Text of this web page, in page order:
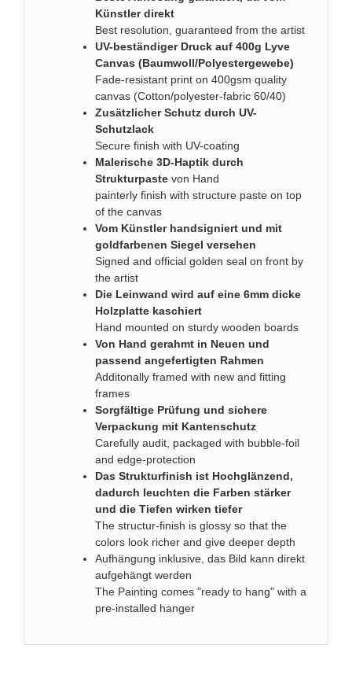
Künstler direkt
Best resolution, guaranteed from the artist
UV-beständiger Druck auf 400g Lyve
Canvas (Baumwoll/Polyestergewebe)
Fade-resistant print on 400gsm quality
canvas (Cotton/polyester-fabric 60/40)
Zusätzlicher Schutz durch UV-
Schutzlack
Secure finish with UV-coating
Malerische 3D-Haptik durch
Strukturpaste von Hand
painterly finish with structure paste on top
of the canvas
Vom Künstler handsigniert und mit
goldfarbenen Siegel versehen
Signed and official golden seal on front by
the artist
Die Leinwand wird auf eine 6mm dicke
Holzplatte kaschiert
Hand mounted on sturdy wooden boards
Von Hand gerahmt in Neuen und
passend angefertigten Rahmen
Additonally framed with new and fitting
frames
Sorgfältige Prüfung und sichere
Verpackung mit Kantenschutz
Carefully audit, packaged with bubble-foil
and edge-protection
Das Strukturfinish ist Hochglänzend,
dadurch leuchten die Farben stärker
und die Tiefen wirken tiefer
The structur-finish is glossy so that the
colors look richer and give deeper depth
Aufhängung inklusive, das Bild kann direkt
aufgehängt werden
The Painting comes "ready to hang" with a
pre-installed hanger